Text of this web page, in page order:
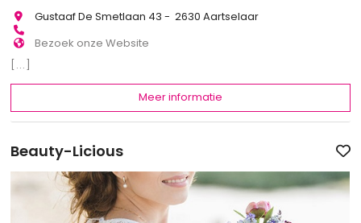
Gustaaf De Smetlaan 43 - 2630 Aartselaar
Bezoek onze Website
[...]
Meer informatie
Beauty-Licious